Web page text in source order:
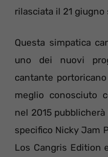
rilasciata il 21
Questa simpatica
uno dei nuovi
cantante
meglio conosciuto
nel 2015
specifico Nicky Jam
Los Cangris Edition